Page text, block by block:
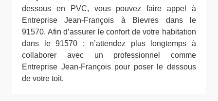
dessous en PVC, vous pouvez faire appel à
Entreprise Jean-François à Bievres dans le
91570. Afin d’assurer le confort de votre habitation
dans le 91570 ; n’attendez plus longtemps à
collaborer avec un professionnel comme
Entreprise Jean-François pour poser le dessous
de votre toit.